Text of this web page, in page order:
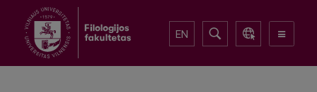
EN